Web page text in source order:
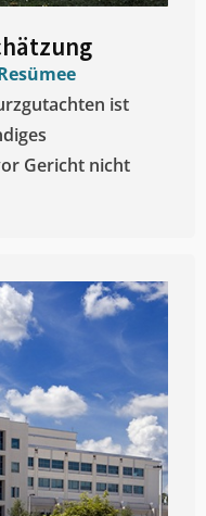
ist
Gericht nicht